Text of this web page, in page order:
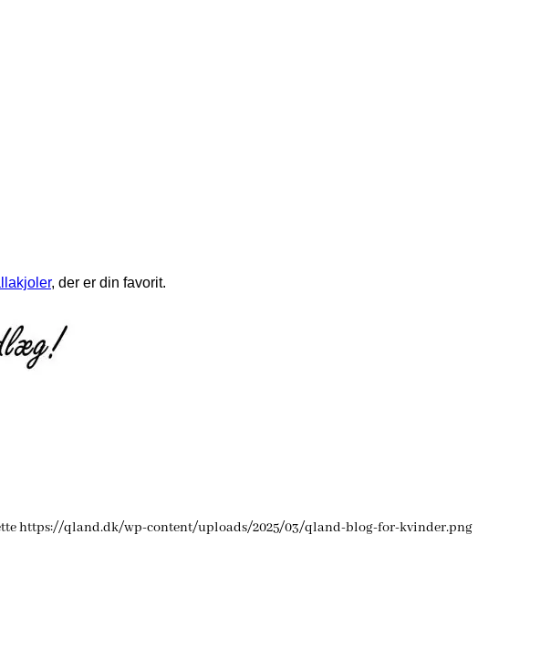
, der er din favorit.
https://qland.dk/wp-content/uploads/2025/03/qland-blog-for-kvinder.png